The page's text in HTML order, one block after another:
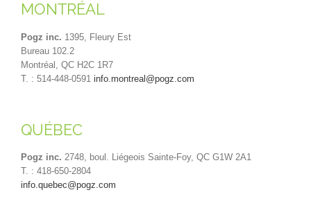
MONTRÉAL
Pogz inc. 1395, Fleury Est
Bureau 102.2
Montréal, QC H2C 1R7
T. : 514-448-0591 info.montreal@pogz.com
QUÉBEC
Pogz inc. 2748, boul. Liégeois Sainte-Foy, QC G1W 2A1
T. : 418-650-2804
info.quebec@pogz.com